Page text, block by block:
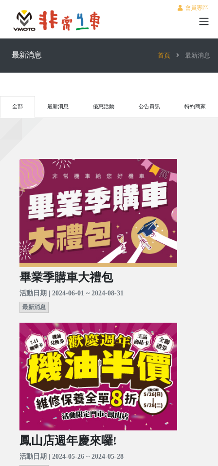
會員專區
最新消息 首頁 最新消息
全部 最新消息 優惠活動 公告資訊 特約商家
畢業季購車大禮包
活動日期 | 2024-06-01 ~ 2024-08-31
最新消息
鳳山店週年慶來囉!
活動日期 | 2024-05-26 ~ 2024-05-28